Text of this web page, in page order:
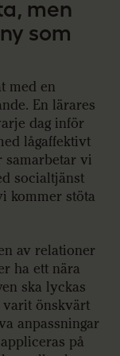
men
som
med en
En lärares
dag inför
lågaffektivt
samarbetar vi
socialtjänst
kommer stöta
av relationer
ha ett nära
ska lyckas
varit önskvärt
anpassningar
på